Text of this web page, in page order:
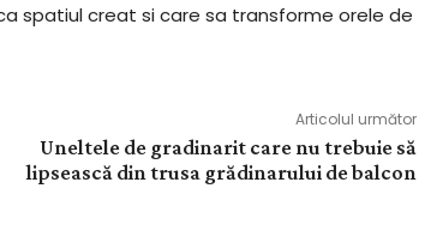
spatiul creat si care sa transforme orele de
Articolul următor
Uneltele de gradinarit care nu trebuie să
lipsească din trusa grădinarului de balcon